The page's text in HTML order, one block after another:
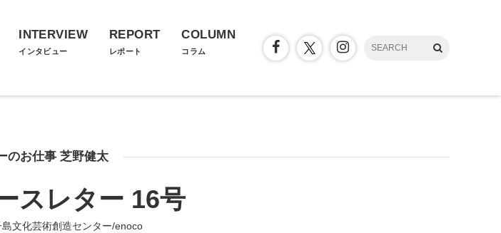
INTERVIEW
インタビュー
REPORT
レポート
COLUMN
コラム
のお仕事 芝野健太
スレター 16号
文化芸術創造センター/enoco